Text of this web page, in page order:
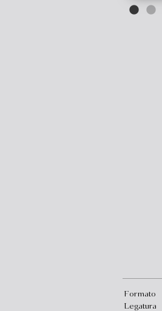
Formato
Legatura